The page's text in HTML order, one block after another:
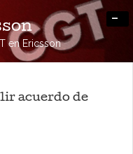
en Ericsson
-
acuerdo de